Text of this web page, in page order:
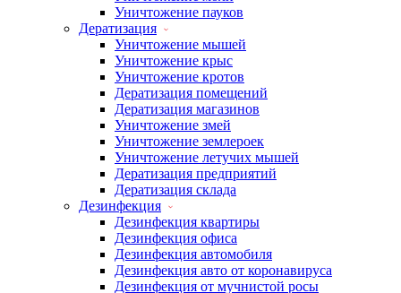
Уничтожение пауков
Дератизация
Уничтожение мышей
Уничтожение крыс
Уничтожение кротов
Дератизация помещений
Дератизация магазинов
Уничтожение змей
Уничтожение землероек
Уничтожение летучих мышей
Дератизация предприятий
Дератизация склада
Дезинфекция
Дезинфекция квартиры
Дезинфекция офиса
Дезинфекция автомобиля
Дезинфекция авто от коронавируса
Дезинфекция от мучнистой росы